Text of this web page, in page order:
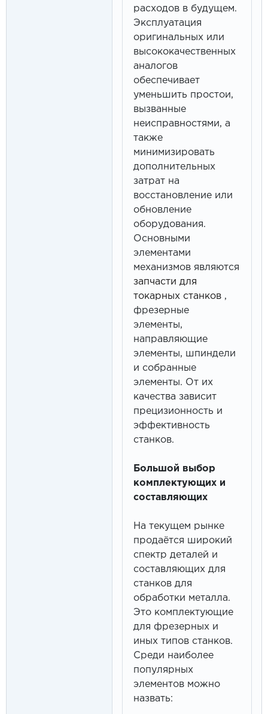
расходов в будущем.
Эксплуатация
оригинальных или
высококачественных
аналогов
обеспечивает
уменьшить простои,
вызванные
неисправностями, а
также
минимизировать
дополнительных
затрат на
восстановление или
обновление
оборудования.
Основными
элементами
механизмов являются
запчасти для
токарных станков,
фрезерные
элементы,
направляющие
элементы, шпиндели
и собранные
элементы. От их
качества зависит
прецизионность и
эффективность
станков.
Большой выбор
комплектующих и
составляющих
На текущем рынке
продаётся широкий
спектр деталей и
составляющих для
станков для
обработки металла.
Это комплектующие
для фрезерных и
иных типов станков.
Среди наиболее
популярных
элементов можно
назвать: